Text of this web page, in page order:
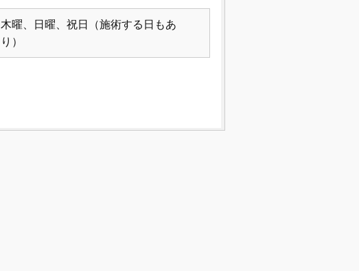
木曜、日曜、祝日（施術する日もあ
り）